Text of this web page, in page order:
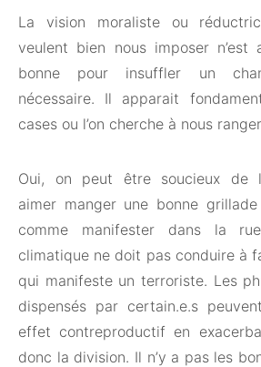
La vision moraliste ou
veulent bien nous imposer n’est
bonne pour insuffler un
nécessaire. Il apparait
cases ou l’on cherche à nous
Oui, on peut être soucieux de
aimer manger une bonne
comme manifester dans la
climatique ne doit pas conduire à
qui manifeste un terroriste. Les
dispensés par certain.e.s
effet contreproductif en
donc la division. Il n’y a pas les